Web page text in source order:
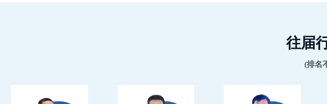
往届
(排名